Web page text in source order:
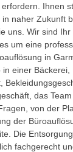
Ihnen
in naher Zukunft
uns. Wir sind
um eine
in
einer Bäckerei,
das
von der
der
Die
fachgerecht